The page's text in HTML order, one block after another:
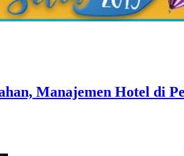
Manajemen Hotel di